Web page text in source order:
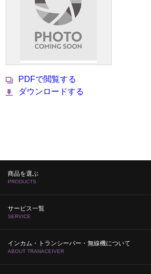
PDFで閲覧する
ダウンロードする
商品を選ぶ
PRODUCTS
サービス一覧
SERVICE
インカム・トランシーバー・無線機について
ABOUT TRANACEIVER